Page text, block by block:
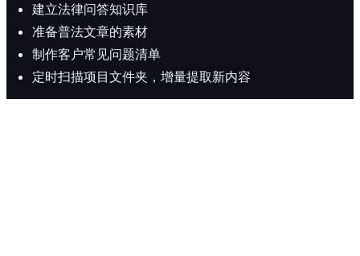
建立法律问答知识库
准备普法文章的素材
制作客户常见问题清单
定时扫描项目文件夹，增量提取新内容